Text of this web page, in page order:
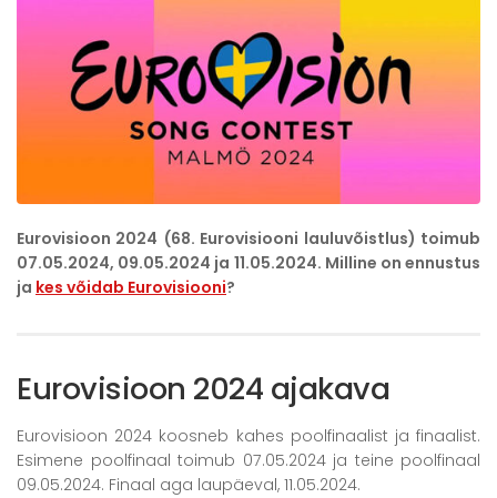
Eurovisioon 2024 (68. Eurovisiooni lauluvõistlus) toimub
07.05.2024, 09.05.2024 ja 11.05.2024. Milline on ennustus
ja kes võidab Eurovisiooni?
Eurovisioon 2024 ajakava
Eurovisioon 2024 koosneb kahes poolfinaalist ja finaalist.
Esimene poolfinaal toimub 07.05.2024 ja teine poolfinaal
09.05.2024. Finaal aga laupäeval, 11.05.2024.